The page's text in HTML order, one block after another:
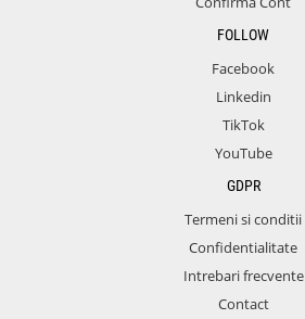
FOLLOW
Facebook
Linkedin
TikTok
YouTube
GDPR
Termeni si conditii
Confidentialitate
Intrebari frecvente
Contact